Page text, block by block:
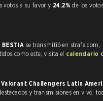
votos a su favor y 24.2%de los
BESTIA se transmitió en strafe.com,
como este, visita el calendario
Challengers Latin